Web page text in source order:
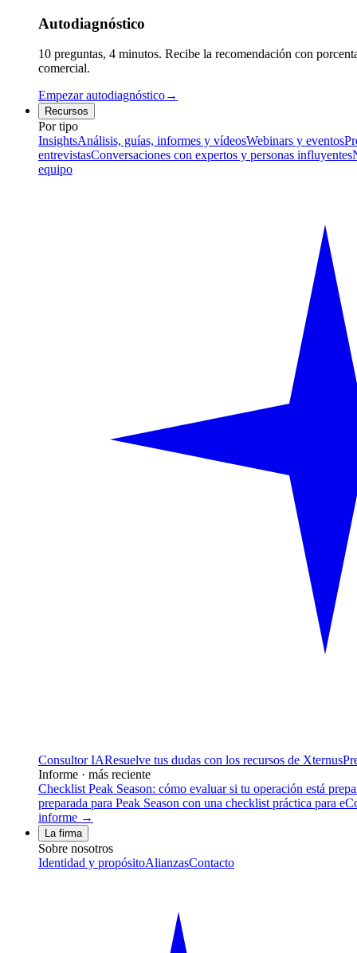
Autodiagnóstico
10 preguntas, 4 minutos. Recibe la recomendación con
comercial.
Empezar autodiagnóstico→
Recursos
Por tipo
InsightsAnálisis, guías, informes y vídeosWebinars y eventos
entrevistasConversaciones con expertos y personas influyentes
equipo
Consultor IAResuelve tus dudas con los recursos de Xternus
Informe · más reciente
Checklist Peak Season: cómo evaluar si tu operación está
preparada para Peak Season con una checklist práctica para
informe →
La firma
Sobre nosotros
Identidad y propósitoAlianzasContacto